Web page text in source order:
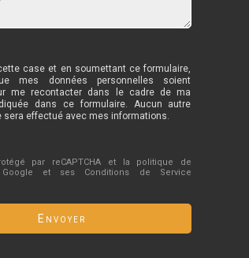
case et en soumettant ce formulaire,
mes données personnelles soient
me recontacter dans le cadre de ma
dans ce formulaire. Aucun autre
sera effectué avec mes informations.
par reCAPTCHA et la politique de
Google et ses Conditions de Service
Envoyer